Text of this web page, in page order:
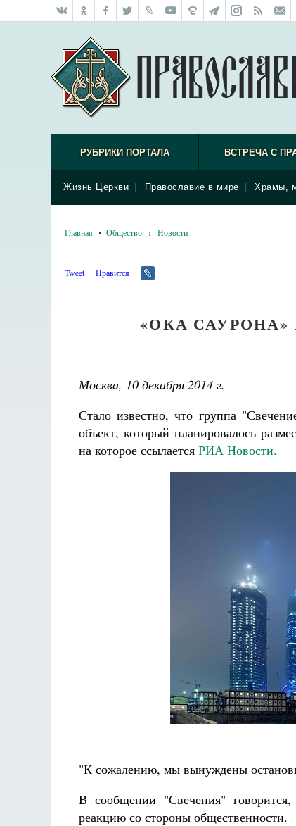
РУБРИКИ ПОРТАЛА ВСТРЕЧА С
Жизнь Церкви Православие в мире Храмы,
Главная Общество : Новости
Tweet Нравится
«ОКА
Москва, 10 декабря 2014 г.
Стало известно, что группа
объект, который планировалось
на которое ссылается РИА Новости.
"К сожалению, мы вынуждены
В сообщении "Свечения"
реакцию со стороны общественности.